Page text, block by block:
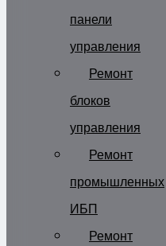
панели
управления
Ремонт
блоков
управления
Ремонт
промышленных
ИБП
Ремонт